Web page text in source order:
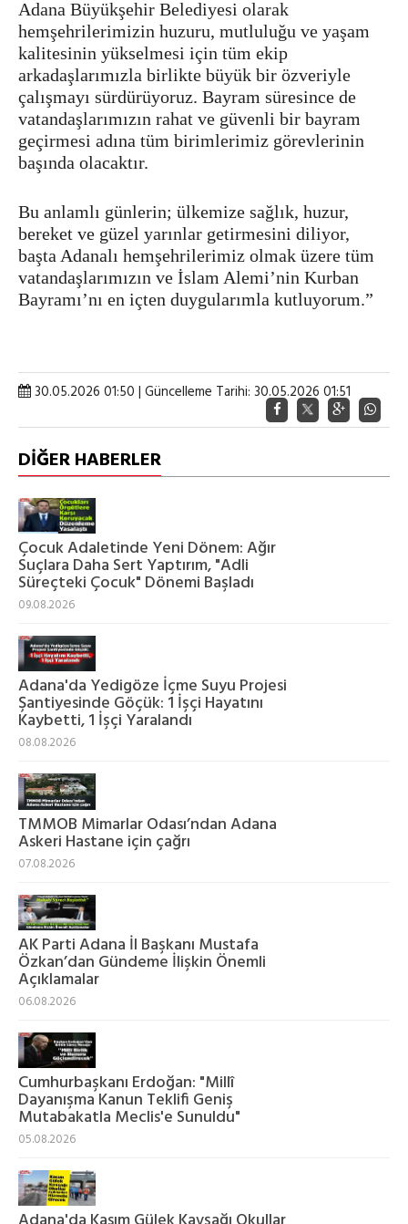
Adana Büyükşehir Belediyesi olarak
hemşehrilerimizin huzuru, mutluluğu ve yaşam
kalitesinin yükselmesi için tüm ekip
arkadaşlarımızla birlikte büyük bir özveriyle
çalışmayı sürdürüyoruz. Bayram süresince de
vatandaşlarımızın rahat ve güvenli bir bayram
geçirmesi adına tüm birimlerimiz görevlerinin
başında olacaktır.
Bu anlamlı günlerin; ülkemize sağlık, huzur,
bereket ve güzel yarınlar getirmesini diliyor,
başta Adanalı hemşehrilerimiz olmak üzere tüm
vatandaşlarımızın ve İslam Alemi’nin Kurban
Bayramı’nı en içten duygularımla kutluyorum.”
30.05.2026 01:50 | Güncelleme Tarihi: 30.05.2026 01:51
DİĞER HABERLER
Çocuk Adaletinde Yeni Dönem: Ağır
Suçlara Daha Sert Yaptırım, "Adli
Süreçteki Çocuk" Dönemi Başladı
09.08.2026
Adana'da Yedigöze İçme Suyu Projesi
Şantiyesinde Göçük: 1 İşçi Hayatını
Kaybetti, 1 İşçi Yaralandı
08.08.2026
TMMOB Mimarlar Odası’ndan Adana
Askeri Hastane için çağrı
07.08.2026
AK Parti Adana İl Başkanı Mustafa
Özkan’dan Gündeme İlişkin Önemli
Açıklamalar
06.08.2026
Cumhurbaşkanı Erdoğan: "Millî
Dayanışma Kanun Teklifi Geniş
Mutabakatla Meclis'e Sunuldu"
05.08.2026